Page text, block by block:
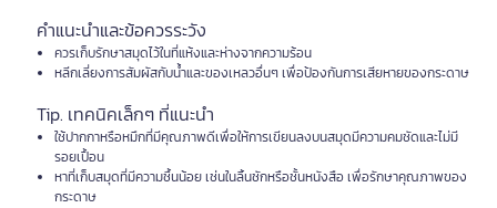
คำแนะนำและข้อควรระวัง
ควรเก็บรักษาสมุดไว้ในที่แห้งและห่างจากความร้อน
หลีกเลี่ยงการสัมผัสกับน้ำและของเหลวอื่นๆ เพื่อป้องกันการเสียหายของกระดาษ
Tip. เทคนิคเล็กๆ ที่แนะนำ
ใช้ปากกาหรือหมึกที่มีคุณภาพดีเพื่อให้การเขียนลงบนสมุดมีความคมชัดและไม่มี
รอยเปื้อน
หาที่เก็บสมุดที่มีความชื้นน้อย เช่นในลิ้นชักหรือชั้นหนังสือ เพื่อรักษาคุณภาพของ
กระดาษ